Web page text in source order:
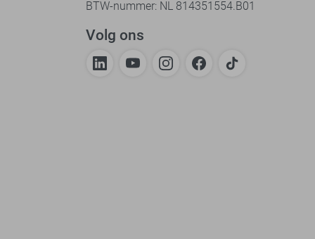
BTW-nummer: NL 814351554.B01
Volg ons